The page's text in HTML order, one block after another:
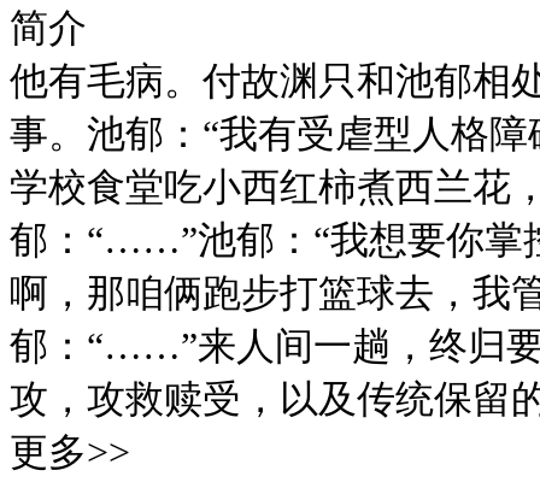
简介
他有毛病。付故渊只和池郁相
事。池郁：“我有受虐型人格
学校食堂吃小西红柿煮西兰花
郁：“……”池郁：“我想要你掌
啊，那咱俩跑步打篮球去，我
郁：“……”来人间一趟，终归
攻，攻救赎受，以及传统保留
更多>>